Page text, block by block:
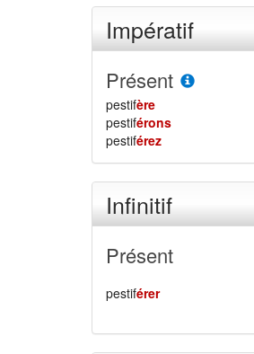
Impératif
Présent
pestifère
pestiférons
pestiférez
Infinitif
Présent
pestiférer